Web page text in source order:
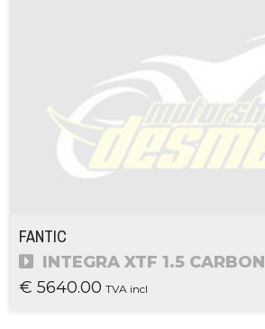
FANTIC
INTEGRA XTF 1.5 CARBON
€ 5640.00 TVA incl